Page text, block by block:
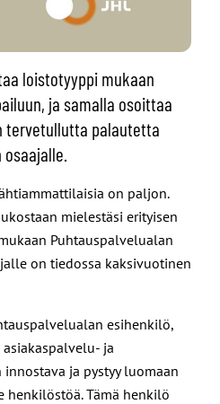
loistotyyppi mukaan
ja samalla osoittaa
tervetullutta palautetta
on paljon.
mielestäsi erityisen
Puhtauspalvelualan
on tiedossa kaksivuotinen
esihenkilö,
ja
ja pystyy luomaan
henkilöstöä. Tämä henkilö